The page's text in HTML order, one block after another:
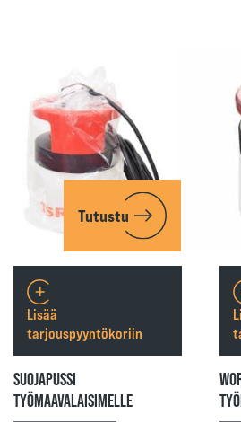
Tutustu
SUOJAPUSSI
TYÖMAAVALAISIMELLE
Lisää
tarjouspyyntökoriin